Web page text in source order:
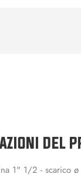
DEL
1" 1/2 - scarico